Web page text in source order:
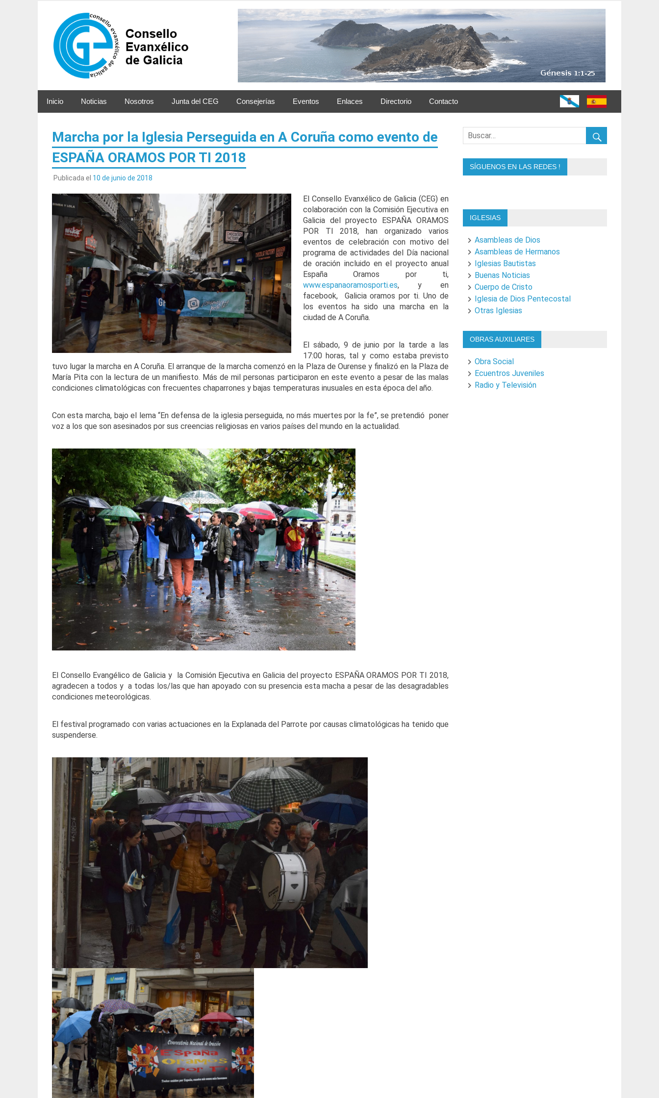
contenido
Inicio Noticias Nosotros Junta del CEG Consejerías Eventos Enlaces Directorio Contacto
Marcha por la Iglesia Perseguida en A Coruña como evento de
ESPAÑA ORAMOS POR TI 2018
Publicada el 10 de junio de 2018
El Consello Evanxélico de Galicia (CEG) en
colaboración con la Comisión Ejecutiva en
Galicia del proyecto ESPAÑA ORAMOS
POR TI 2018, han organizado varios
eventos de celebración con motivo del
programa de actividades del Día nacional
de oración incluido en el proyecto anual
España Oramos por ti,
www.espanaoramosporti.es, y en
facebook, Galicia oramos por ti. Uno de
los eventos ha sido una marcha en la
ciudad de A Coruña.
El sábado, 9 de junio por la tarde a las
17:00 horas, tal y como estaba previsto
tuvo lugar la marcha en A Coruña. El arranque de la marcha comenzó en la Plaza de Ourense y finalizó en la Plaza de
María Pita con la lectura de un manifiesto. Más de mil personas participaron en este evento a pesar de las malas
condiciones climatológicas con frecuentes chaparrones y bajas temperaturas inusuales en esta época del año.
Con esta marcha, bajo el lema “En defensa de la iglesia perseguida, no más muertes por la fe”, se pretendió poner
voz a los que son asesinados por sus creencias religiosas en varios países del mundo en la actualidad.
El Consello Evangélico de Galicia y la Comisión Ejecutiva en Galicia del proyecto ESPAÑA ORAMOS POR TI 2018,
agradecen a todos y a todas los/las que han apoyado con su presencia esta macha a pesar de las desagradables
condiciones meteorológicas.
El festival programado con varias actuaciones en la Explanada del Parrote por causas climatológicas ha tenido que
suspenderse.
SÍGUENOS EN LAS REDES !
IGLESIAS
Asambleas de Dios
Asambleas de Hermanos
Iglesias Bautistas
Buenas Noticias
Cuerpo de Cristo
Iglesia de Dios Pentecostal
Otras Iglesias
OBRAS AUXILIARES
Obra Social
Ecuentros Juveniles
Radio y Televisión